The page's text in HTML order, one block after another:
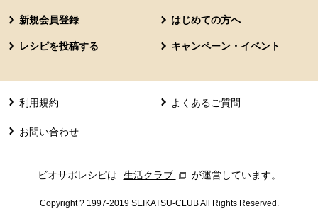
新規会員登録 はじめての方へ
レシピを投稿する キャンペーン・イベント
利用規約 よくあるご質問
お問い合わせ
ビオサポレシピは 生活クラブ 別のウィンドウで開きます。
が運営しています。
Copyright ? 1997-2019 SEIKATSU-CLUB All Rights Reserved.